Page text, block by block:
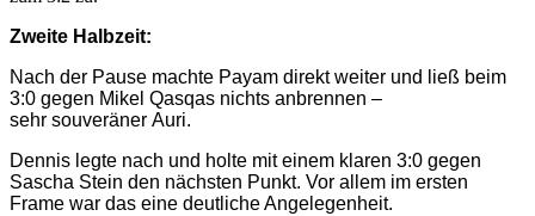
Zweite Halbzeit:
Nach der Pause machte Payam direkt weiter und ließ beim
3:0 gegen Mikel Qasqas nichts anbrennen –
sehr souveräner Auri.
Dennis legte nach und holte mit einem klaren 3:0 gegen
Sascha Stein den nächsten Punkt. Vor allem im ersten
Frame war das eine deutliche Angelegenheit.